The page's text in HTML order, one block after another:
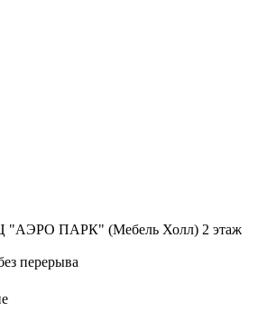
"АЭРО ПАРК" (Мебель Холл) 2 этаж
перерыва